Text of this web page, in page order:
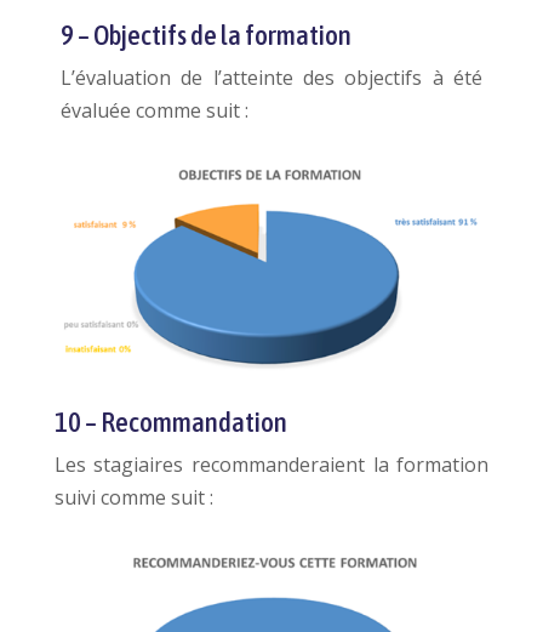
9 – Objectifs de la formation
L’évaluation de l’atteinte des objectifs à été
évaluée comme suit :
10 – Recommandation
Les stagiaires recommanderaient la formation
suivi comme suit :